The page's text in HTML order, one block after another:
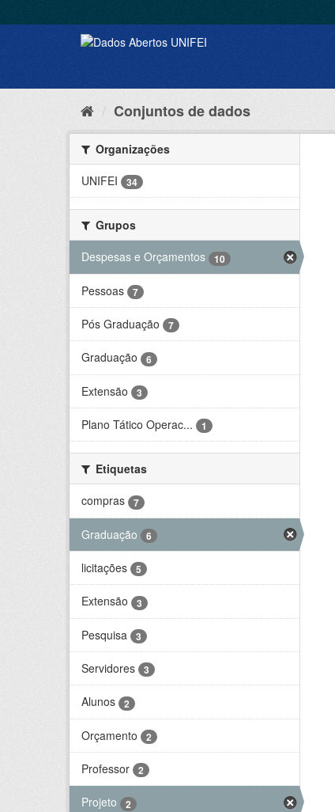
Conjuntos de dados
Organizações
UNIFEI
34
Grupos
Despesas e Orçamentos
10
Pessoas 7
Pós Graduação 7
Graduação 6
Extensão 3
Plano Tático Operac... 1
Etiquetas
compras
7
Graduação 6
licitações 5
Extensão 3
Pesquisa 3
Servidores 3
Alunos 2
Orçamento 2
Professor 2
Projeto 2